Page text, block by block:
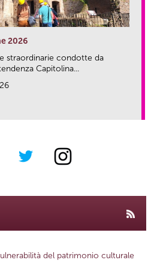
2026
straordinarie condotte da
Capitolina...
del patrimonio culturale